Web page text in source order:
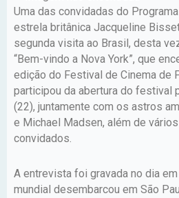
Uma das convidadas do
estrela britânica Jacqueline
segunda visita ao Brasil, desta
“Bem-vindo a Nova York”, que
edição do Festival de Cinema de
participou da abertura do festival
(22), juntamente com os astros
e Michael Madsen, além de
convidados.
A entrevista foi gravada no dia
mundial desembarcou em São